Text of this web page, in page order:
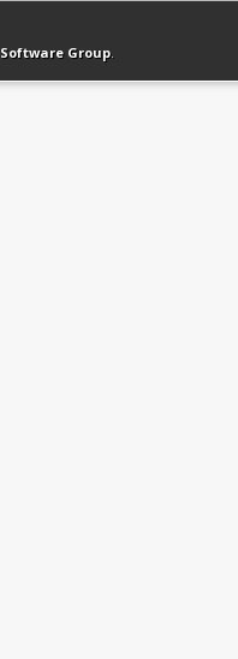
en haut Version bas-débit
Group.